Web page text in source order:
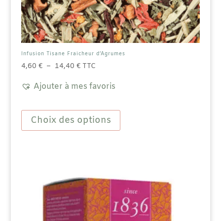
Infusion Tisane Fraicheur d’Agrumes
4,60 € – 14,40 €Plage
prix :
à
14,40 €
TTC
Ajouter à mes favoris
Choix des options
produit
plusieurs
choisies
sur
la
page
du